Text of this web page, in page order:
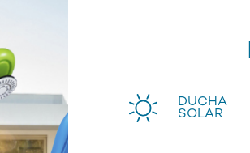
DUCHA
SOLAR